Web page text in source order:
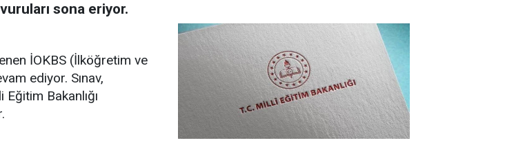
sona eriyor.
İOKBS (İlköğretim ve
ediyor. Sınav,
Bakanlığı